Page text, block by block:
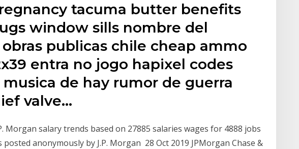
tacuma butter benefits
window sills nombre del
publicas chile cheap ammo
entra no jogo hapixel codes
de hay rumor de guerra
valve…
Morgan salary trends based on 27885 salaries wages for 4888 jobs
posted anonymously by J.P. Morgan 28 Oct 2019 JPMorgan Chase &